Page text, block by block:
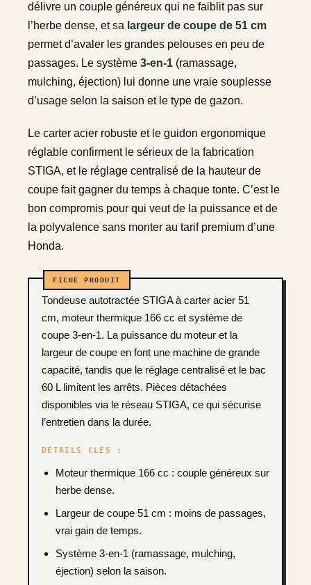
délivre un couple généreux qui ne faiblit pas sur
l’herbe dense, et sa largeur de coupe de 51 cm
permet d’avaler les grandes pelouses en peu de
passages. Le système 3-en-1 (ramassage,
mulching, éjection) lui donne une vraie souplesse
d’usage selon la saison et le type de gazon.
Le carter acier robuste et le guidon ergonomique
réglable confirment le sérieux de la fabrication
STIGA, et le réglage centralisé de la hauteur de
coupe fait gagner du temps à chaque tonte. C’est le
bon compromis pour qui veut de la puissance et de
la polyvalence sans monter au tarif premium d’une
Honda.
Tondeuse autotractée STIGA à carter acier 51
cm, moteur thermique 166 cc et système de
coupe 3-en-1. La puissance du moteur et la
largeur de coupe en font une machine de grande
capacité, tandis que le réglage centralisé et le bac
60 L limitent les arrêts. Pièces détachées
disponibles via le réseau STIGA, ce qui sécurise
l’entretien dans la durée.
DÉTAILS CLÉS :
Moteur thermique 166 cc : couple généreux sur
herbe dense.
Largeur de coupe 51 cm : moins de passages,
vrai gain de temps.
Système 3-en-1 (ramassage, mulching,
éjection) selon la saison.